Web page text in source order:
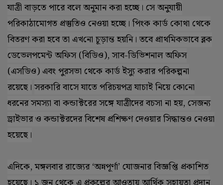
যাত্রী বাড়তে পারে বলে অনুমান করা হচ্ছে। সে অনুযায়ী
পরিকাঠামোগত প্রস্তুতিও নেওয়া হচ্ছে। পিংক কার্ড কোথা থেকে
বিতরণ করা হবে তা এখনো চূড়ান্ত হয়নি। তবে প্রাথমিকভাবে ব্লক
ডেভেলপমেন্ট অফিস (বিডিও),সাব-ডিভিশনাল অফিস
(এসডিও) এবং পুরসভা থেকে কার্ড ইস্যু করার পরিকল্পনা
রয়েছে। সরকারি বাসে যাতে পরিচয়পত্র যাচাই নিয়ে কোনো
ধরনের সমস্যা বা কন্ডাক্টরের সঙ্গে যাত্রীদের বচসা না হয়, সেজন্য
ড্রাইভার ও কন্ডাক্টরদের বিশেষ প্রশিক্ষণ দেওয়ার সিদ্ধান্তও নেওয়া
হয়েছে।
এদিকে,মঙ্গলবার রাজ্যের‘অন্নপূর্ণা’ যোজনার বিজ্ঞপ্তি প্রকাশিত